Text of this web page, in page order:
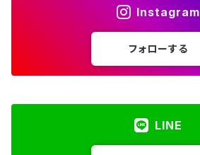
Instagram
フォローする
LINE